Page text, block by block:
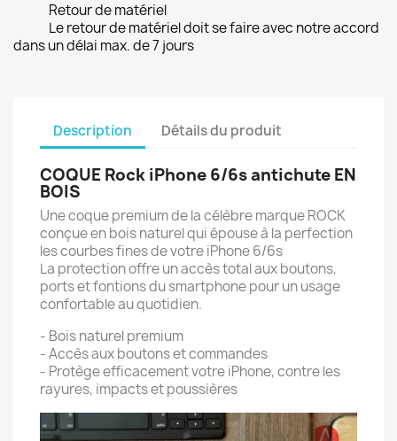
Retour de matériel
Le retour de matériel doit se faire avec notre accord
dans un délai max. de 7 jours
Description Détails du produit
COQUE Rock iPhone 6/6s antichute EN
BOIS
Une coque premium de la célèbre marque ROCK
conçue en bois naturel qui épouse à la perfection
les courbes fines de votre iPhone 6/6s
La protection offre un accès total aux boutons,
ports et fontions du smartphone pour un usage
confortable au quotidien.
- Bois naturel premium
- Accès aux boutons et commandes
- Protège efficacement votre iPhone, contre les
rayures, impacts et poussières